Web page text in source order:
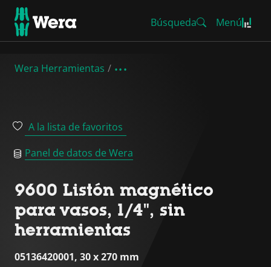
Búsqueda Menú
Wera Herramientas
A la lista de favoritos
Panel de datos de Wera
9600 Listón magnético
para vasos, 1/4", sin
herramientas
05136420001, 30 x 270 mm